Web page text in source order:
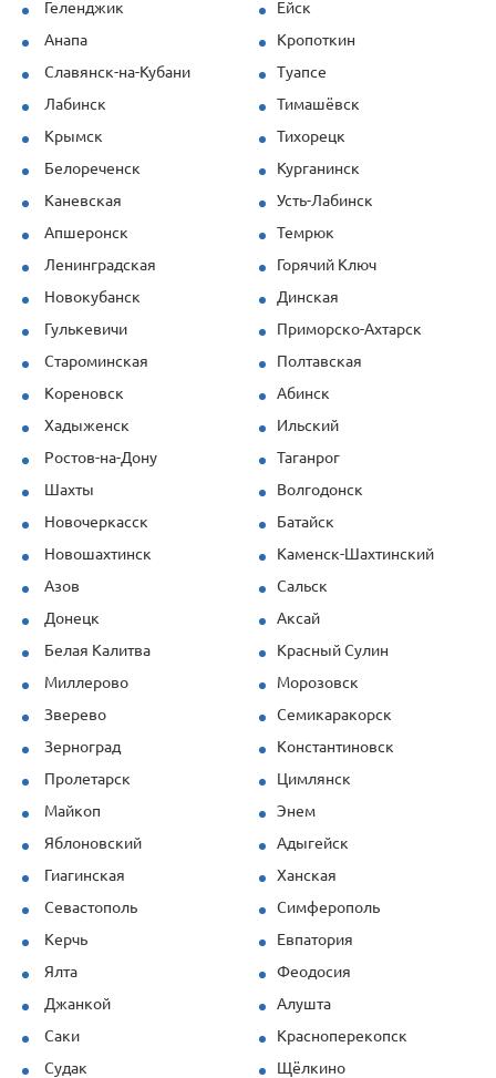
Геленджик
Ейск
Анапа
Кропоткин
Славянск-на-Кубани
Туапсе
Лабинск
Тимашёвск
Крымск
Тихорецк
Белореченск
Курганинск
Каневская
Усть-Лабинск
Апшеронск
Темрюк
Ленинградская
Горячий Ключ
Новокубанск
Динская
Гулькевичи
Приморско-Ахтарск
Староминская
Полтавская
Кореновск
Абинск
Хадыженск
Ильский
Ростов-на-Дону
Таганрог
Шахты
Волгодонск
Новочеркасск
Батайск
Новошахтинск
Каменск-Шахтинский
Азов
Сальск
Донецк
Аксай
Белая Калитва
Красный Сулин
Миллерово
Морозовск
Зверево
Семикаракорск
Зерноград
Константиновск
Пролетарск
Цимлянск
Майкоп
Энем
Яблоновский
Адыгейск
Гиагинская
Ханская
Севастополь
Симферополь
Керчь
Евпатория
Ялта
Феодосия
Джанкой
Алушта
Саки
Красноперекопск
Судак
Щёлкино